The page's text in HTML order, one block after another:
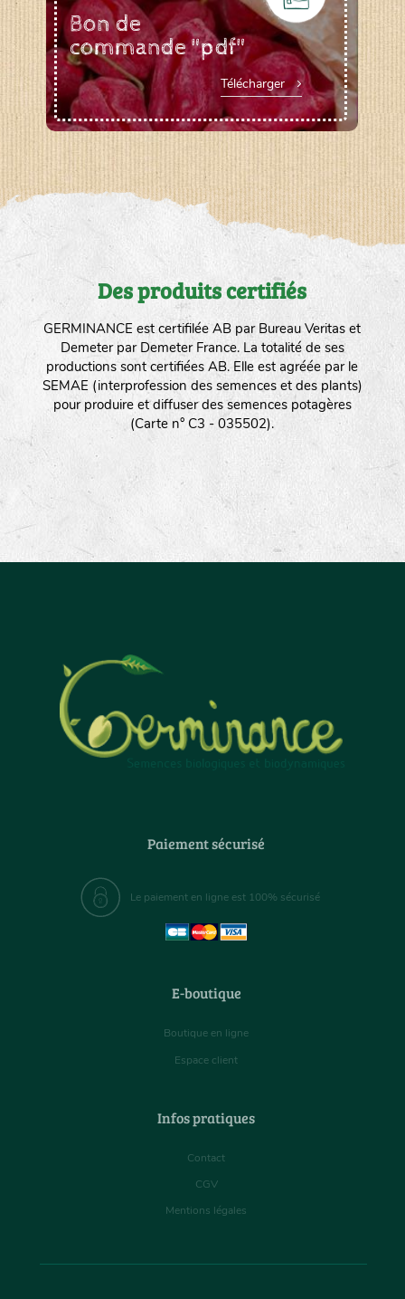
Bon de
commande "pdf"
Télécharger
Des produits certifiés
GERMINANCE est certifilée AB par Bureau Veritas et
Demeter par Demeter France. La totalité de ses
productions sont certifiées AB. Elle est agréée par le
SEMAE (interprofession des semences et des plants)
pour produire et diffuser des semences potagères
(Carte n° C3 - 035502).
Paiement sécurisé
Le paiement en ligne est 100% sécurisé
E-boutique
Boutique en ligne
Espace client
Infos pratiques
Contact
CGV
Mentions légales